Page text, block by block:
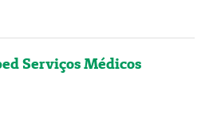
Serviços Médicos